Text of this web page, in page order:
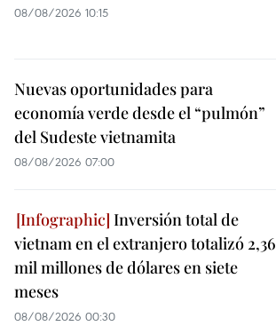
08/08/2026 10:15
Nuevas oportunidades para
economía verde desde el “pulmón”
del Sudeste vietnamita
08/08/2026 07:00
Inversión total de
vietnam en el extranjero totalizó 2,36
mil millones de dólares en siete
meses
08/08/2026 00:30